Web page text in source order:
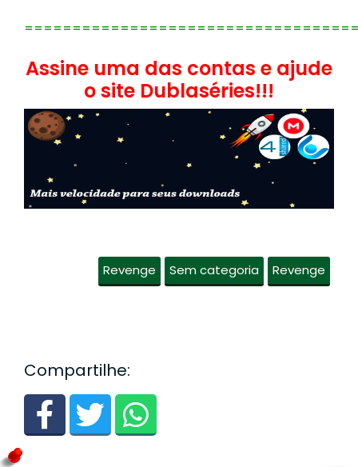
Assine uma das contas e ajude
o site Dublaséries!!!
Revenge Sem categoria Revenge
Compartilhe: